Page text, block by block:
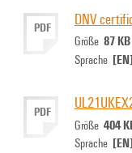
PDF DNV
Größe 87 KB
Sprache [EN]
PDF
Größe 404
Sprache [EN]